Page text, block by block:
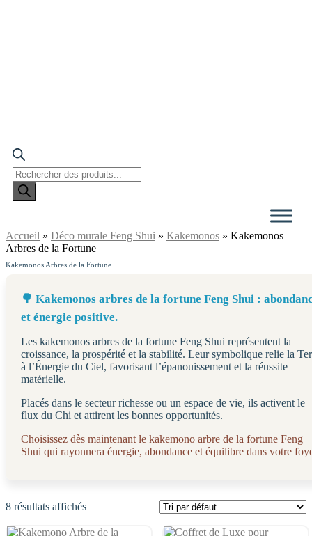
Recherche
de
Accueil » Déco murale Feng Shui » Kakemonos » Kakemonos
Arbres de la Fortune
Kakemonos Arbres de la Fortune
🌳 Kakemonos arbres de la fortune Feng Shui :
et énergie positive.
Les kakemonos arbres de la fortune Feng Shui représentent la
croissance, la prospérité et la stabilité. Leur symbolique relie la
à l’Énergie du Ciel, favorisant l’épanouissement et la réussite
matérielle.
Placés dans le secteur richesse ou un espace de vie, ils activent le
flux du Chi et attirent les bonnes opportunités.
Choisissez dès maintenant le kakemono arbre de la fortune Feng
Shui qui rayonnera énergie, abondance et équilibre dans votre
8 résultats affichés